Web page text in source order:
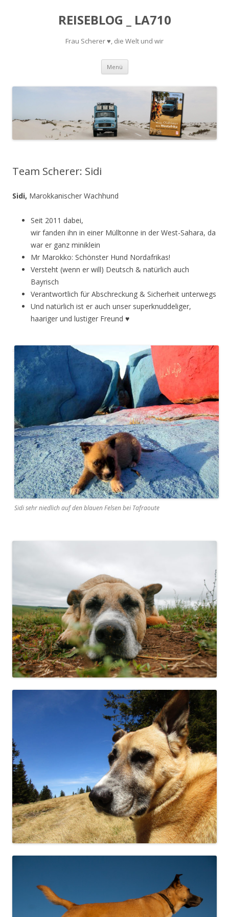
REISEBLOG _ LA710
Frau Scherer ♥, die Welt und wir
Menü Springe
Inhalt
Team Scherer: Sidi
Sidi, Marokkanischer Wachhund
Seit 2011 dabei,
wir fanden ihn in einer Mülltonne in der West-Sahara, da
war er ganz miniklein
Mr Marokko: Schönster Hund Nordafrikas!
Versteht (wenn er will) Deutsch & natürlich auch
Bayrisch
Verantwortlich für Abschreckung & Sicherheit unterwegs
Und natürlich ist er auch unser superknuddeliger,
haariger und lustiger Freund ♥
Sidi sehr niedlich auf den blauen Felsen bei Tafraoute